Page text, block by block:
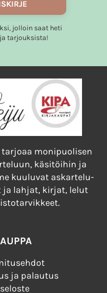
jolloin saat heti
tarjouksista!
monipuolisen
käsitöihin ja
kuuluvat askartelu-
ja lahjat, kirjat, lelut
ja palautus